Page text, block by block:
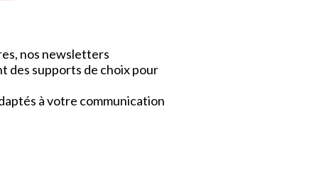
nos newsletters
des supports de choix pour
à votre communication